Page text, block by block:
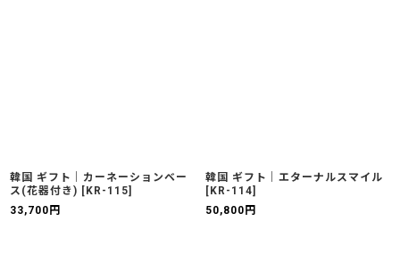
韓国 ギフト｜カーネーションベー
ス(花器付き) [ KR-115]
33,700 円
韓国 ギフト｜エターナルスマイル
[ KR-114]
50,800 円